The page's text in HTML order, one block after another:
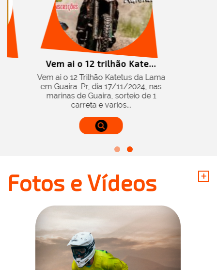
da Lama
2024, nas
Fotos e Vídeos +